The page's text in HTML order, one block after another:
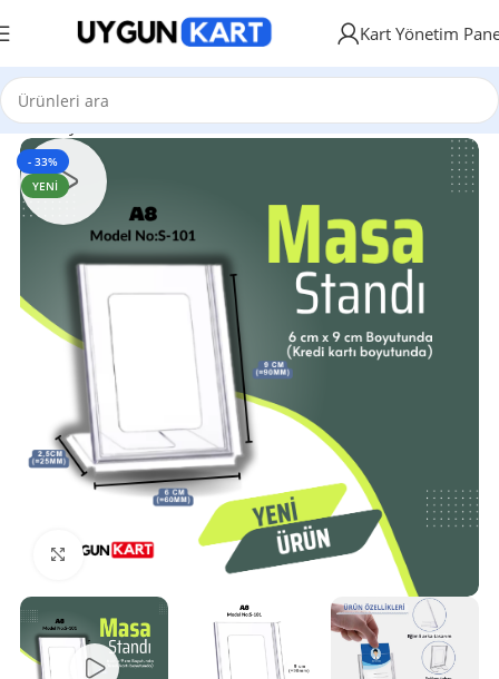
Kart Yönetim
Ana Sayfa Masa Üstü Standlar
- 33%
YENI
Büyütmek için tıklayın